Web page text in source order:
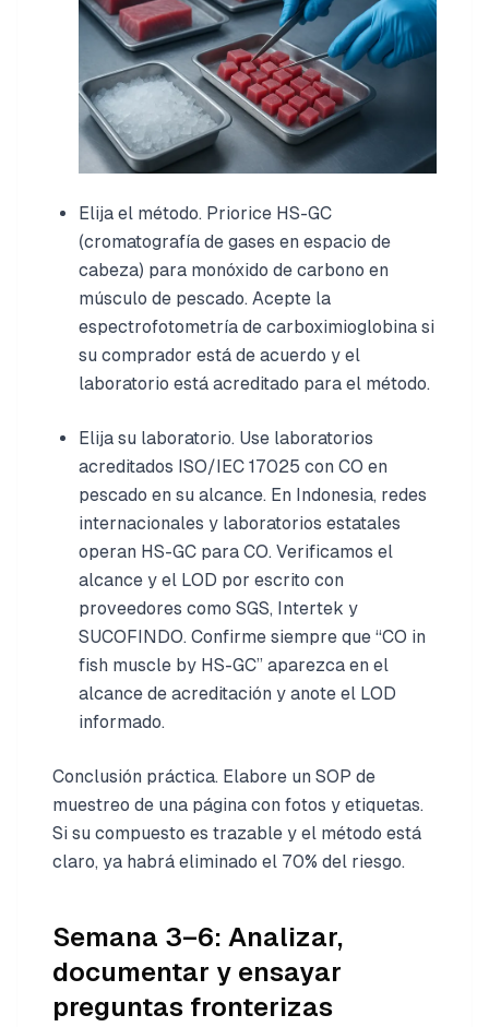
Elija el método. Priorice HS-GC
(cromatografía de gases en espacio de
cabeza) para monóxido de carbono en
músculo de pescado. Acepte la
espectrofotometría de carboximioglobina si
su comprador está de acuerdo y el
laboratorio está acreditado para el método.
Elija su laboratorio. Use laboratorios
acreditados ISO/IEC 17025 con CO en
pescado en su alcance. En Indonesia, redes
internacionales y laboratorios estatales
operan HS-GC para CO. Verificamos el
alcance y el LOD por escrito con
proveedores como SGS, Intertek y
SUCOFINDO. Confirme siempre que “CO in
fish muscle by HS-GC” aparezca en el
alcance de acreditación y anote el LOD
informado.
Conclusión práctica. Elabore un SOP de
muestreo de una página con fotos y etiquetas.
Si su compuesto es trazable y el método está
claro, ya habrá eliminado el 70% del riesgo.
Semana 3–6: Analizar,
documentar y ensayar
preguntas fronterizas